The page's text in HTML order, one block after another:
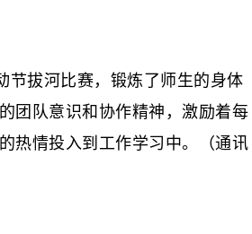
拔河比赛，锻炼了师生的身体
团队意识和协作精神，激励着每
热情投入到工作学习中。（通讯